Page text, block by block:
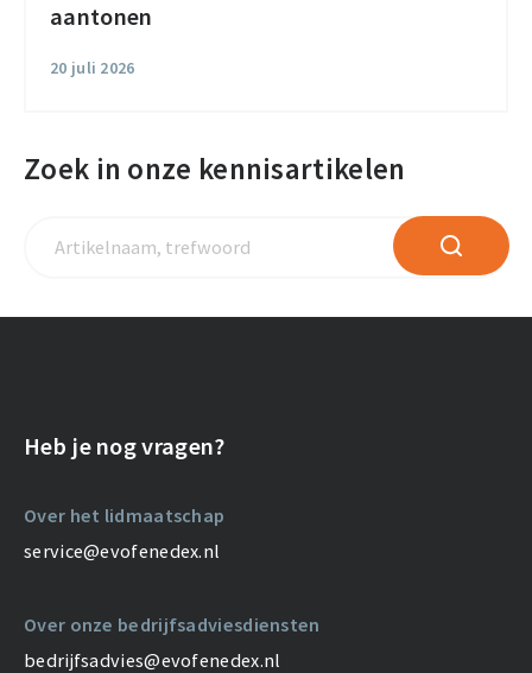
aantonen
20 juli 2026
Zoek in onze kennisartikelen
ZOEKEN
Heb je nog vragen?
Over het lidmaatschap
service@evofenedex.nl
Over onze bedrijfsadviesdiensten
bedrijfsadvies@evofenedex.nl